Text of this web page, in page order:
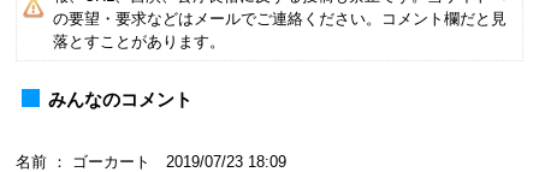
の要望・要求などはメールでご連絡ください。コメント欄だと見
落とすことがあります。
みんなのコメント
名前 ： ゴーカート 2019/07/23 18:09